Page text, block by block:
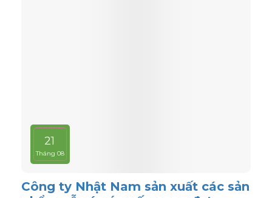
21
Tháng 08
Công ty Nhật Nam sản xuất các sản